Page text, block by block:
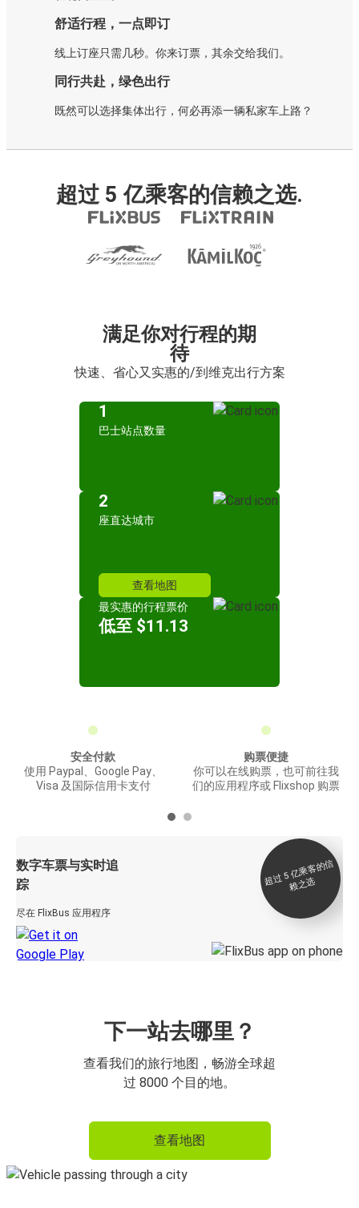
舒适行程，一点即订
线上订座只需几秒。你来订票，其余交给我们。
同行共赴，绿色出行
既然可以选择集体出行，何必再添一辆私家车上路？
超过 5 亿乘客的信赖之选.
满足你对行程的期
待
快速、省心又实惠的/到维克出行方案
1
巴士站点数量
2
座直达城市
查看地图
最实惠的行程票价
低至 $11.13
安全付款
使用 Paypal、Google Pay、
Visa 及国际信用卡支付
购票便捷
你可以在线购票，也可前往我
们的应用程序或 Flixshop 购票
数字车票与实时追
踪
尽在 FlixBus 应用程序
超
过 5
亿
乘
客
的
信
赖
之
选
下一站去哪里？
查看我们的旅行地图，畅游全球超
过 8000 个目的地。
查看地图